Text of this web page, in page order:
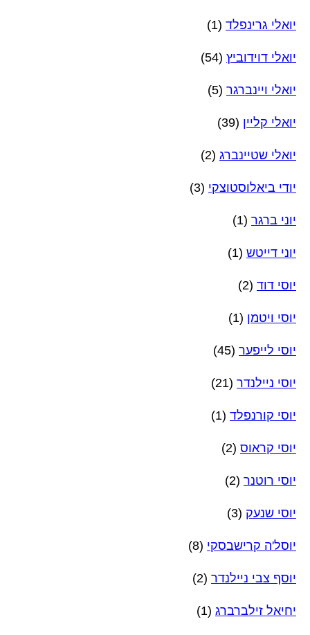
יואלי גרינפלד (1)
יואלי דוידוביץ (54)
יואלי ויינברגר (5)
יואלי קליין (39)
יואלי שטיינברג (2)
יודי ביאלוסטוצקי (3)
יוני ברגר (1)
יוני דייטש (1)
יוסי דוד (2)
יוסי ויטמן (1)
יוסי לייפער (45)
יוסי ניילנדר (21)
יוסי קורנפלד (1)
יוסי קראוס (2)
יוסי רוטנר (2)
יוסי שנעק (3)
יוסל'ה קרישבסקי (8)
יוסף צבי ניילנדר (2)
יחיאל זילברברג (1)